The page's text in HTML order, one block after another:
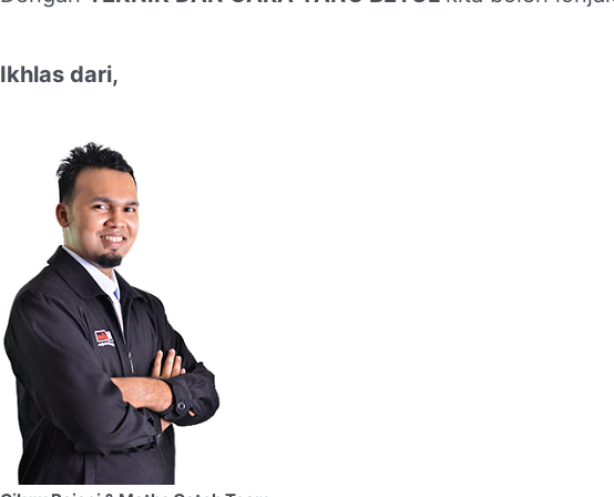
Ikhlas dari,